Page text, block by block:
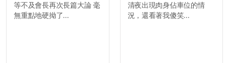
等不及會長再次長篇大論 毫
無重點地硬拗了...
清夜出現肉身佔車位的情
況，還看著我傻笑...